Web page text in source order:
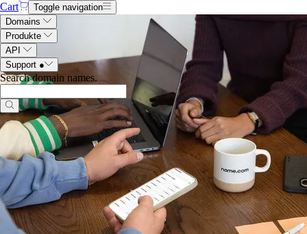
Cart
Toggle navigation
Domains
Produkte
API
Support ●
Search domain names.